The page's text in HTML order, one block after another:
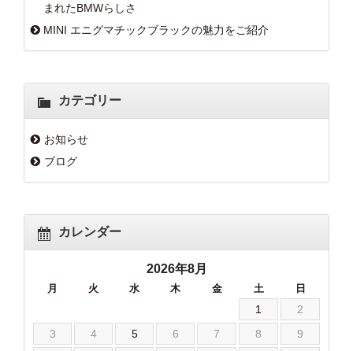
まれたBMWらしさ
MINI エニグマチックブラックの魅力をご紹介
カテゴリー
お知らせ
ブログ
カレンダー
2026年8月
月 火 水 木 金 土 日
1
2
3
4 5 6 7 8
9